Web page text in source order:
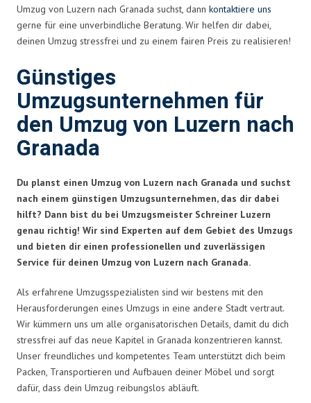
Umzug von Luzern nach Granada suchst, dann kontaktiere uns
gerne für eine unverbindliche Beratung. Wir helfen dir dabei,
deinen Umzug stressfrei und zu einem fairen Preis zu realisieren!
Günstiges
Umzugsunternehmen für
den Umzug von Luzern nach
Granada
Du planst einen Umzug von Luzern nach Granada und suchst
nach einem günstigen Umzugsunternehmen, das dir dabei
hilft? Dann bist du bei Umzugsmeister Schreiner Luzern
genau richtig! Wir sind Experten auf dem Gebiet des Umzugs
und bieten dir einen professionellen und zuverlässigen
Service für deinen Umzug von Luzern nach Granada.
Als erfahrene Umzugsspezialisten sind wir bestens mit den
Herausforderungen eines Umzugs in eine andere Stadt vertraut.
Wir kümmern uns um alle organisatorischen Details, damit du dich
stressfrei auf das neue Kapitel in Granada konzentrieren kannst.
Unser freundliches und kompetentes Team unterstützt dich beim
Packen, Transportieren und Aufbauen deiner Möbel und sorgt
dafür, dass dein Umzug reibungslos abläuft.